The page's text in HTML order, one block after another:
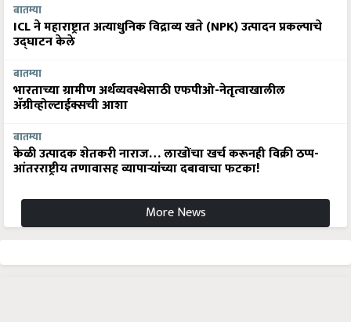
बातम्या
ICL ने महाराष्ट्रात अत्याधुनिक विद्राव्य खते (NPK) उत्पादन प्रकल्पाचे
उद्घाटन केले
बातम्या
भारताच्या ग्रामीण अर्थव्यवस्थेसाठी एफपीओ-नेतृत्वाखालील
अ‍ॅग्रीव्होल्टाईक्सची आशा
बातम्या
केळी उत्पादक शेतकरी नाराज… लाखोंचा खर्च करूनही विक्री ठप्प-
आंतरराष्ट्रीय तणावासह व्यापाऱ्यांच्या दबावाचा फटका!
More News